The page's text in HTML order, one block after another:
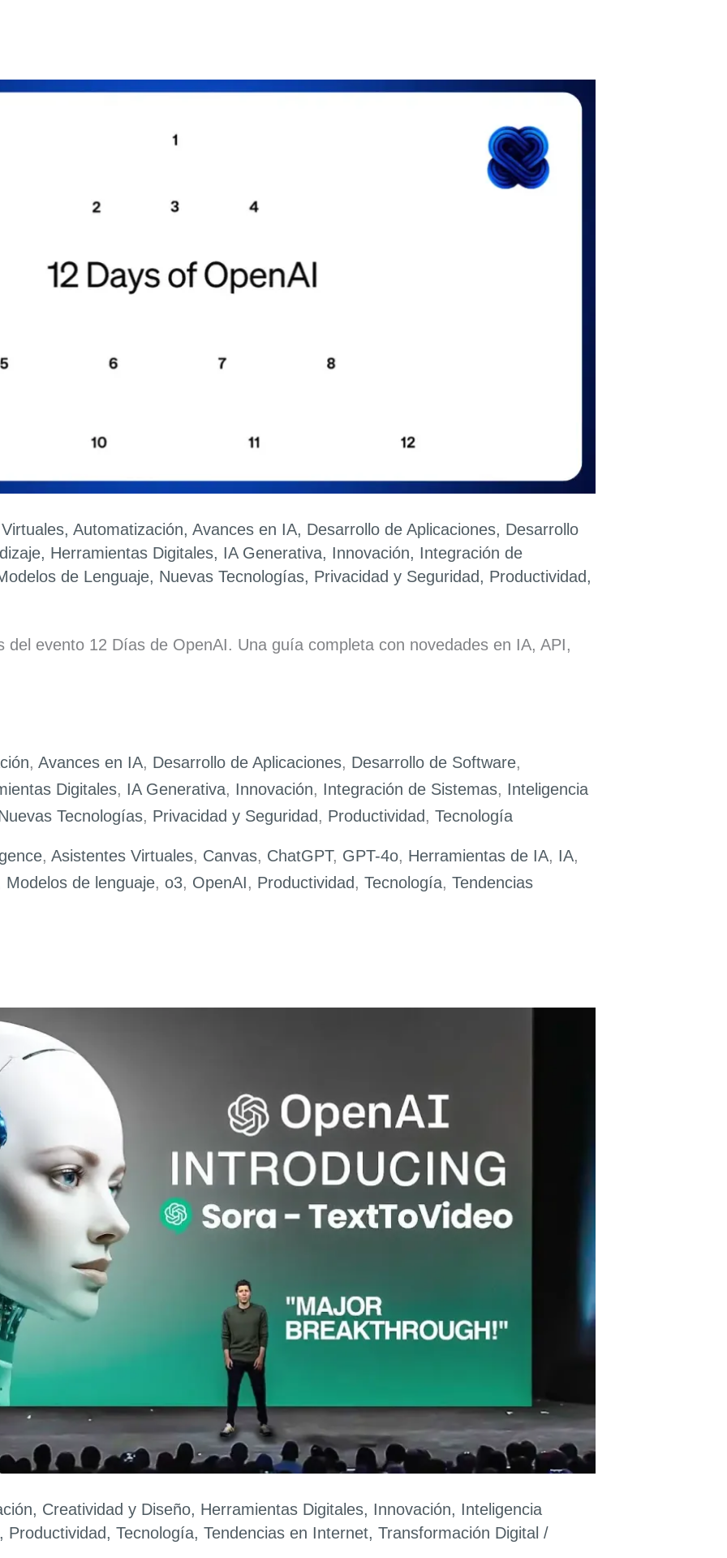
, Automatización, Avances en IA, Desarrollo de Aplicaciones, Desarrollo
, Herramientas Digitales, IA Generativa, Innovación, Integración de
de Lenguaje, Nuevas Tecnologías, Privacidad y Seguridad, Productividad,
del evento 12 Días de OpenAI. Una guía completa con novedades en IA, API,
, Avances en IA, Desarrollo de Aplicaciones, Desarrollo de Software,
Digitales, IA Generativa, Innovación, Integración de Sistemas, Inteligencia
Tecnologías, Privacidad y Seguridad , Productividad , Tecnología
, Asistentes Virtuales, Canvas, ChatGPT, GPT-4o, Herramientas de IA, IA,
Modelos de lenguaje, o3, OpenAI, Productividad , Tecnología, Tendencias
, Creatividad y Diseño, Herramientas Digitales, Innovación, Inteligencia
, Productividad, Tecnología, Tendencias en Internet, Transformación Digital /